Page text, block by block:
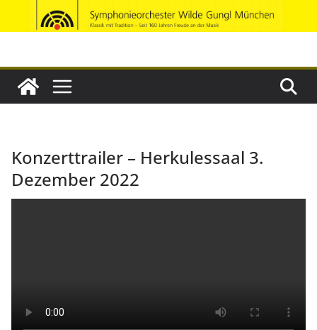
Inhalt
Konzerttrailer – Herkulessaal 3.
Dezember 2022